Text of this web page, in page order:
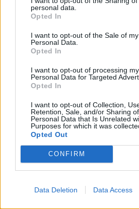
personal data.
Opted In
I want to opt-out of the Sale of my
Personal Data.
Opted In
I want to opt-out of processing my
Personal Data for Targeted
Opted In
I want to opt-out of Collection,
Retention, Sale, and/or Sharing
Personal Data that Is Unrelated
Purposes for which it was
Opted Out
CONFIRM
Data Deletion Data Access
későbbi): a bal szélen mikrotóm
szövetszeletelő, amellyel a
vékony mintákat vágják),
tartódobozok, mikroszkóp, napló.
az ő karrierjét is derékba
is akárhogyan. Ő is politizálni
Ráadásul 1918 októberében
ugye) elvállalta Kelet-
főkormánybiztosi tisztségét,
biztosított számára a
éves börtönbüntetéshez.
nyomásra elengedik ugyan
megcsonkuló